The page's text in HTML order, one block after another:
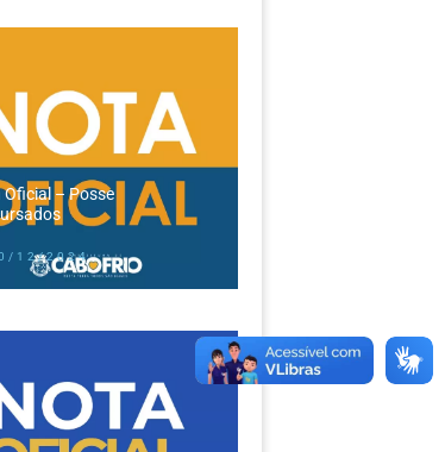
Oficial – Posse
12/2024